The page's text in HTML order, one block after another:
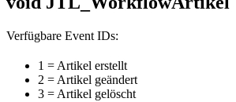
Verfügbare Event IDs:
1 = Artikel erstellt
2 = Artikel geändert
3 = Artikel gelöscht